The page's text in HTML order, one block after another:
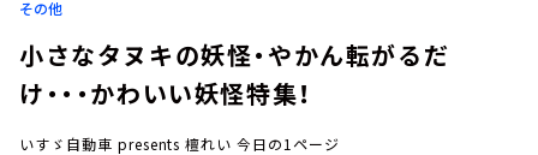
その他
小さなタヌキの妖怪・やかん転がるだ
け・・・かわいい妖怪特集！
いすゞ自動車 presents 檀れい 今日の1ページ